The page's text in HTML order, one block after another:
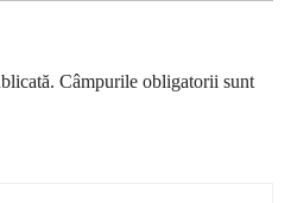
Câmpurile obligatorii sunt